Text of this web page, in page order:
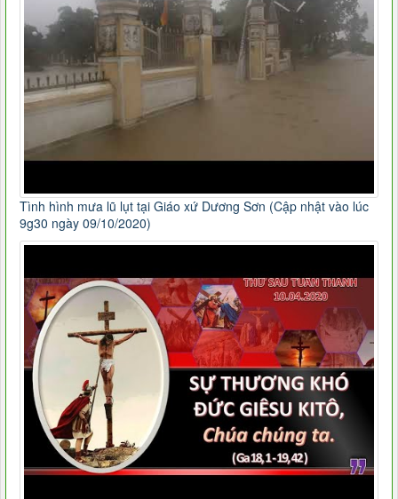
Tình hình mưa lũ lụt tại Giáo xứ Dương Sơn (Cập nhật vào lúc
9g30 ngày 09/10/2020)